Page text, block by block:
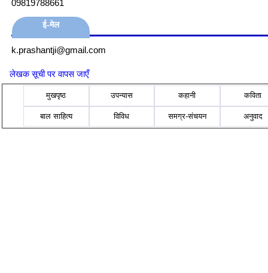
09819788661
ई-मेल
k.prashantji@gmail.com
लेखक सूची पर वापस जाएँ
मुखपृष्ठ उपन्यास कहानी कविता
बाल साहित्य विविध समग्र-संचयन अनुवाद